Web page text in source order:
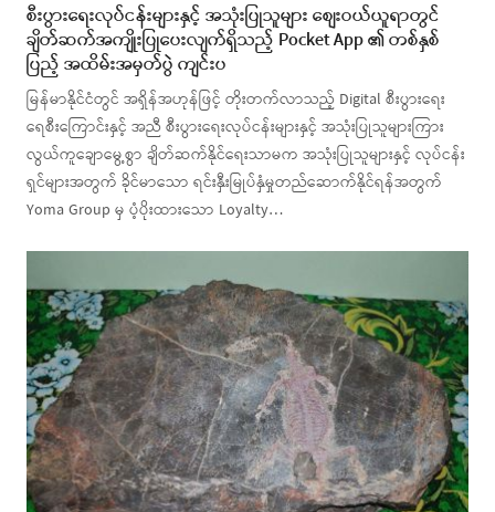
စီးပွားရေးလုပ်ငန်းများနှင့် အသုံးပြုသူများ စျေးဝယ်ယူရာတွင်
ချိတ်ဆက်အကျိုးပြုပေးလျက်ရှိသည့် Pocket App ၏ တစ်နှစ်
ပြည့် အထိမ်းအမှတ်ပွဲ ကျင်းပ
မြန်မာနိုင်ငံတွင် အရှိန်အဟုန်ဖြင့် တိုးတက်လာသည့် Digital စီးပွားရေး
ရေစီးကြောင်းနှင့် အညီ စီးပွားရေးလုပ်ငန်းများနှင့် အသုံးပြုသူများကြား
လွယ်ကူချောမွေ့စွာ ချိတ်ဆက်နိုင်ရေးသာမက အသုံးပြုသူများနှင့် လုပ်ငန်း
ရှင်များအတွက် ခိုင်မာသော ရင်းနှီးမြုပ်နှံမှုတည်ဆောက်နိုင်ရန်အတွက်
Yoma Group မှ ပံ့ပိုးထားသော Loyalty…